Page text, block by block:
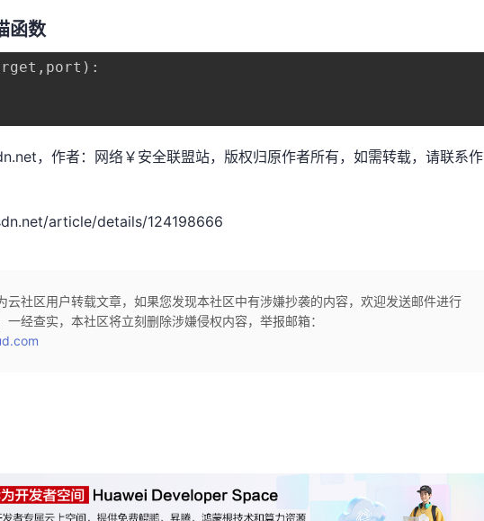
函数
，作者：网络￥安全联盟站，版权归原作者所有，如需转载，请联系作
article/details/124198666
云社区用户转载文章，如果您发现本社区中有涉嫌抄袭的内容，欢迎发送邮件进行
一经查实，本社区将立刻删除涉嫌侵权内容，举报邮箱：